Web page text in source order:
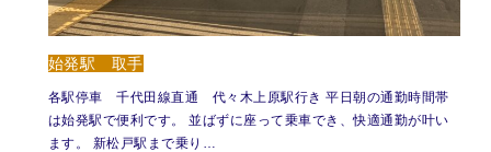
始発駅 取手
各駅停車 千代田線直通 代々木上原駅行き 平日朝の通勤時間帯
は始発駅で便利です。 並ばずに座って乗車でき、快適通勤が叶い
ます。 新松戸駅まで乗り…